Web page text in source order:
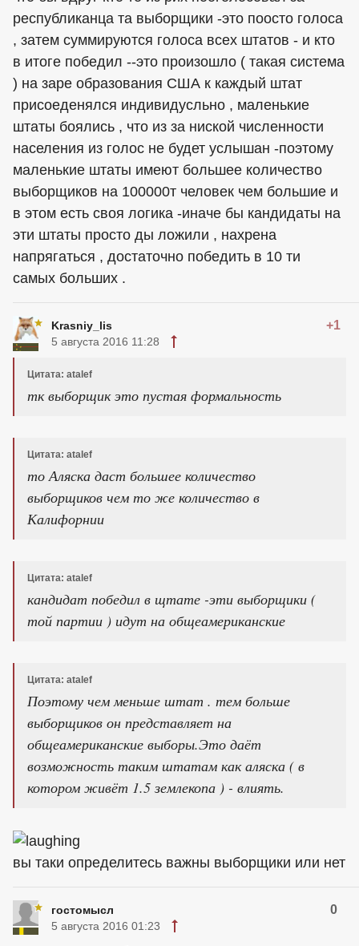
республиканца та выборщики -это поосто голоса
, затем суммируются голоса всех штатов - и кто
в итоге победил --это произошло ( такая система
) на заре образования США к каждый штат
присоеденялся индивидусльно , маленькие
штаты боялись , что из за ниской численности
населения из голос не будет услышан -поэтому
маленькие штаты имеют большее количество
выборщиков на 100000т человек чем большие и
в этом есть своя логика -иначе бы кандидаты на
эти штаты просто ды ложили , нахрена
напрягаться , достаточно победить в 10 ти
самых больших .
Krasniy_lis +1
5 августа 2016 11:28
Цитата: atalef
тк выборщик это пустая формальность
Цитата: atalef
то Аляска даст большее количество
выборщиков чем то же количество в
Калифорнии
Цитата: atalef
кандидат победил в щтате -эти выборщики (
той партии ) идут на общеамериканские
Цитата: atalef
Поэтому чем меньше штат . тем больше
выборщиков он представляет на
общеамериканские выборы.Это даёт
возможность таким штатам как аляска ( в
котором живёт 1.5 землекопа ) - влиять.
вы таки определитесь важны выборщики или нет
гостомысл 0
5 августа 2016 01:23